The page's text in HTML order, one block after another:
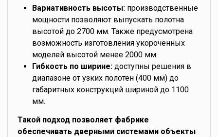
Вариативность высоты: производственные
мощности позволяют выпускать полотна
высотой до 2700 мм. Также предусмотрена
возможность изготовления укороченных
моделей высотой менее 2000 мм.
Гибкость по ширине: доступны решения в
диапазоне от узких полотен (400 мм) до
габаритных конструкций шириной до 1100
мм.
Такой подход позволяет фабрике
обеспечивать дверными системами объекты